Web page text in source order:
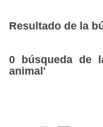
Resultado de la
0 búsqueda de
animal'